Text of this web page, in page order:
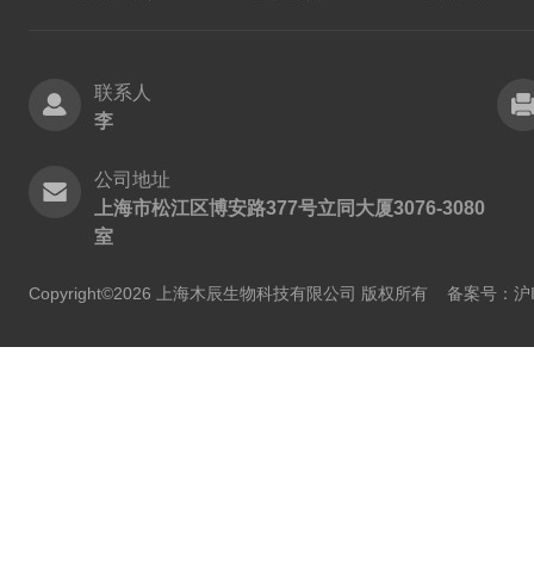
联系人
李
公司地址
上海市松江区博安路377号立同大厦3076-3080
室
Copyright©2026 上海木辰生物科技有限公司 版权所有 备案号：